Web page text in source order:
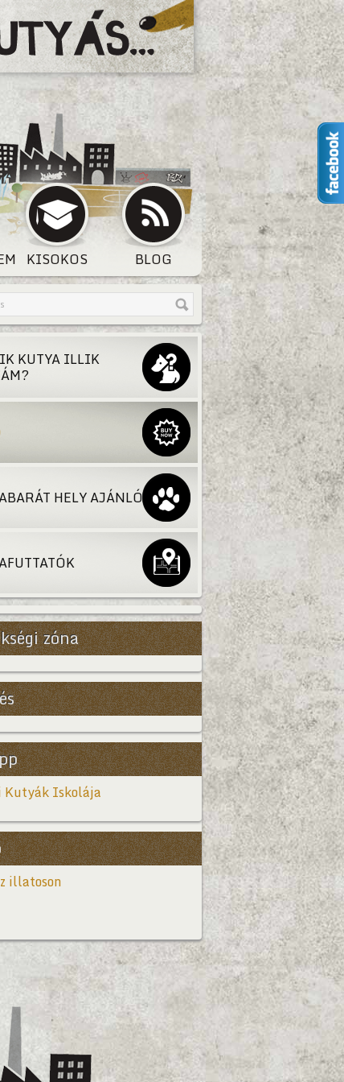
KISOKOS BLOG
KUTYA ILLIK
HELY AJÁNLÓ
zóna
Kutyák Iskolája
illatoson